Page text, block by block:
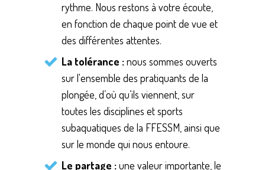
rythme. Nous restons à votre écoute,
en fonction de chaque point de vue et
des différentes attentes.
La tolérance :nous sommes ouverts
sur l'ensemble des pratiquants de la
plongée, d’où qu’ils viennent, sur
toutes les disciplines et sports
subaquatiques de la FFESSM, ainsi que
sur le monde qui nous entoure.
Le partage :une valeur importante, le